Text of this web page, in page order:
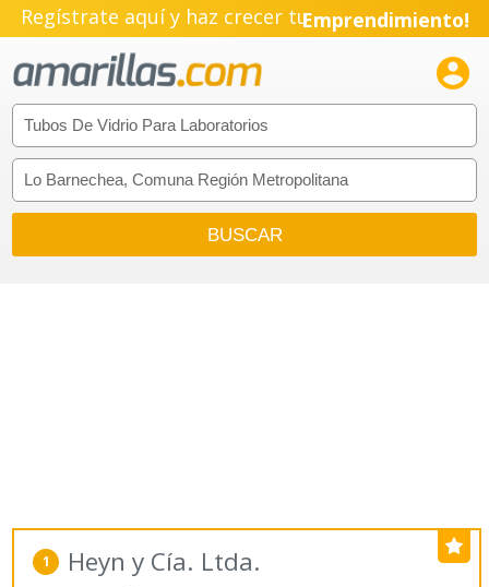
Regístrate aquí y haz crecer tuEmprendimiento!

1 Heyn y Cía. Ltda.